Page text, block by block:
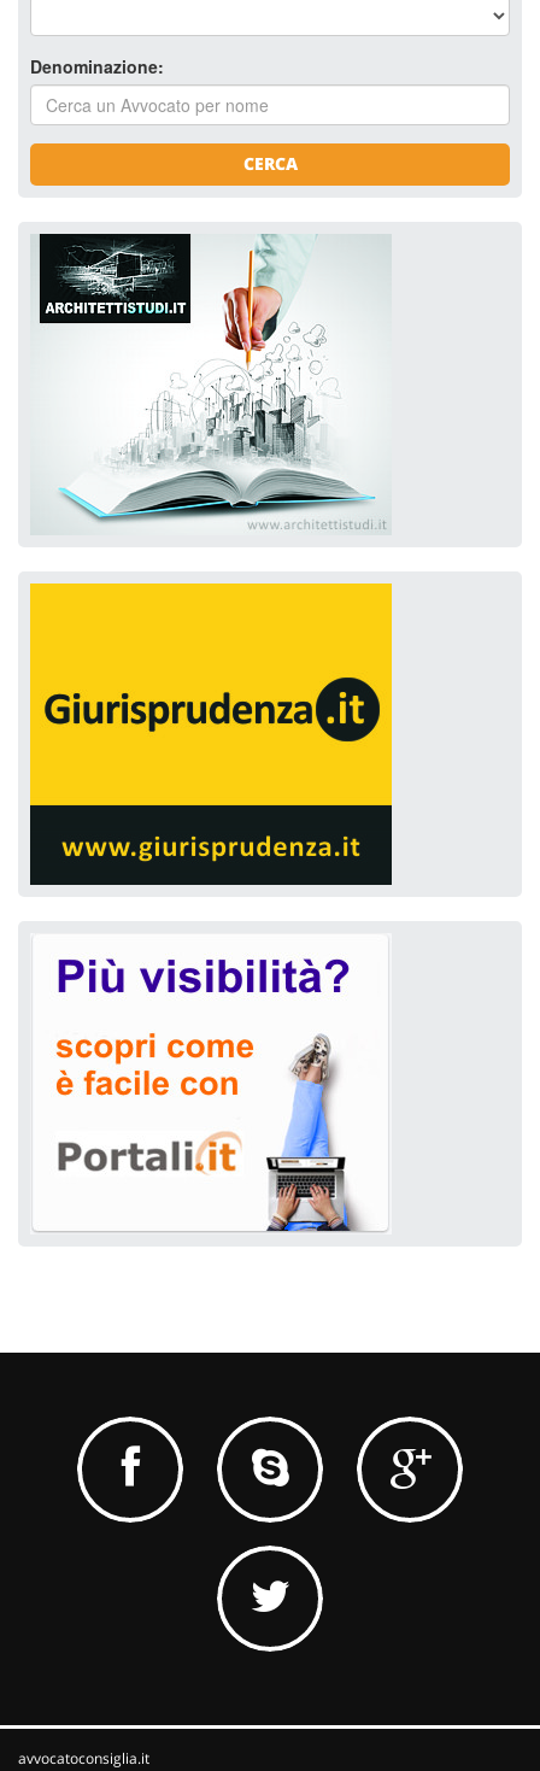
Denominazione:
CERCA
avvocatoconsiglia.it